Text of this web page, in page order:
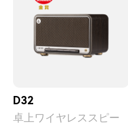
D32
卓上ワイヤレススピー